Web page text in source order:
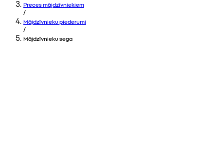
Preces mājdzīvniekiem
/
Mājdzīvnieku piederumi
/
Mājdzīvnieku sega